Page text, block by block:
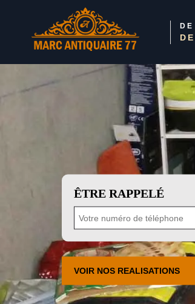
ÊTRE RAPPELÉ
VOIR NOS REALISATIONS